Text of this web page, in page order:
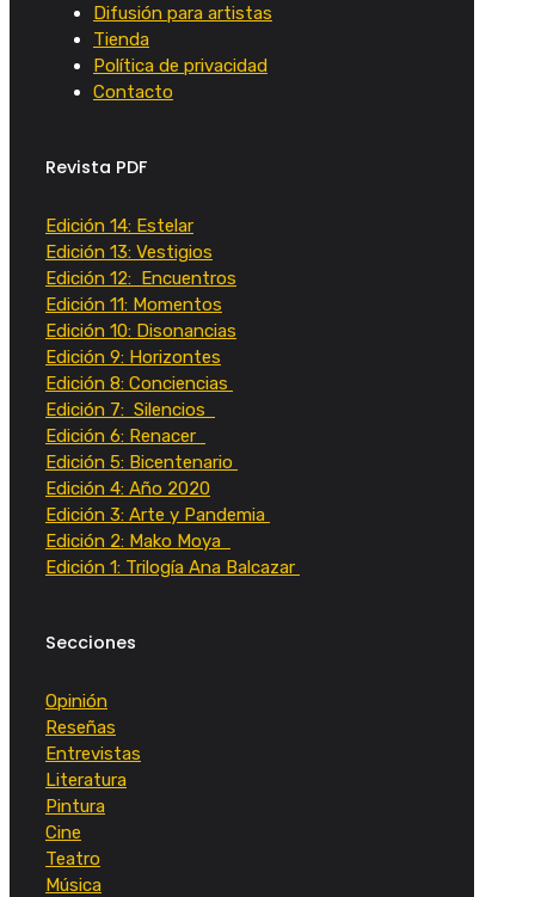
Difusión para artistas
Tienda
Política de privacidad
Contacto
Revista PDF
Edición 14: Estelar
Edición 13: Vestigios
Edición 12: Encuentros
Edición 11: Momentos
Edición 10: Disonancias
Edición 9: Horizontes
Edición 8: Conciencias
Edición 7: Silencios
Edición 6: Renacer
Edición 5: Bicentenario
Edición 4: Año 2020
Edición 3: Arte y Pandemia
Edición 2: Mako Moya
Edición 1: Trilogía Ana Balcazar
Secciones
Opinión
Reseñas
Entrevistas
Literatura
Pintura
Cine
Teatro
Música